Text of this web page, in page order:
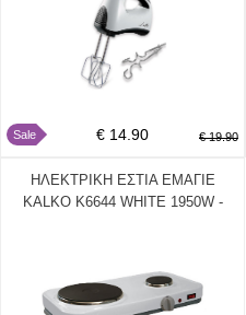
€ 14.90 € 19.90
Sale
ΗΛΕΚΤΡΙΚΗ ΕΣΤΙΑ ΕΜΑΓΙΕ
KALKO K6644 WHITE 1950W -